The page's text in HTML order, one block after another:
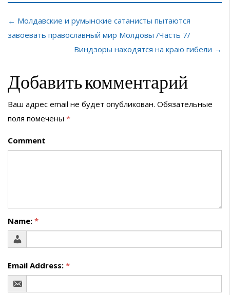
← Молдавские и румынские сатанисты пытаются
завоевать православный мир Молдовы /Часть 7/
Виндзоры находятся на краю гибели →
Добавить комментарий
Ваш адрес email не будет опубликован. Обязательные
поля помечены *
Comment
Name: *
Email Address: *